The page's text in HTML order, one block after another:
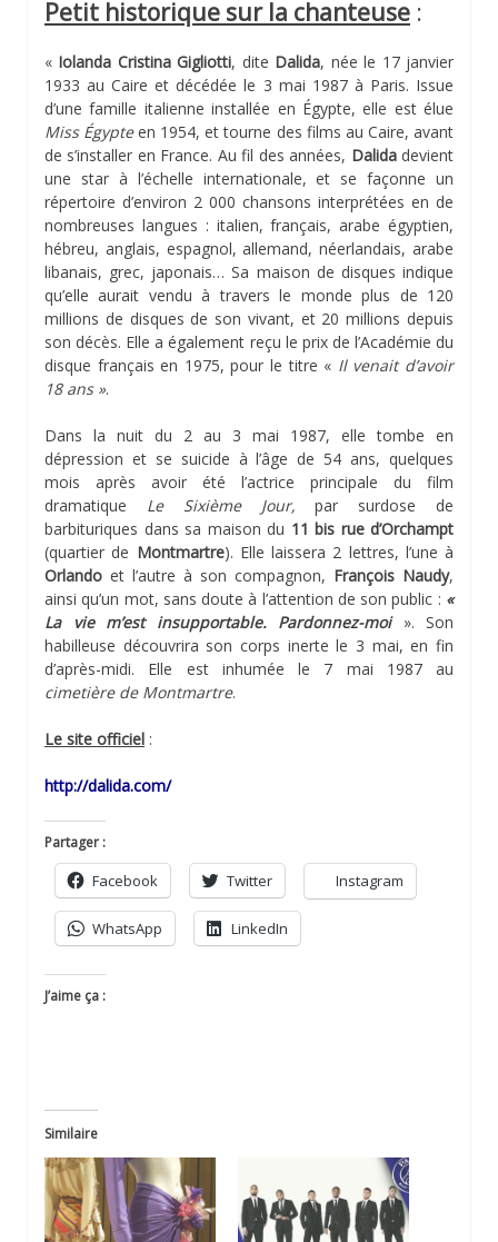
Petit historique sur la chanteuse :
« Iolanda Cristina Gigliotti, dite Dalida, née le 17 janvier
1933 au Caire et décédée le 3 mai 1987 à Paris. Issue
d’une famille italienne installée en Égypte, elle est élue
Miss Égypteen 1954, et tourne des films au Caire, avant
de s’installer en France. Au fil des années, Dalidadevient
une star à l’échelle internationale, et se façonne un
répertoire d’environ 2 000 chansons interprétées en de
nombreuses langues : italien, français, arabe égyptien,
hébreu, anglais, espagnol, allemand, néerlandais, arabe
libanais, grec, japonais… Sa maison de disques indique
qu’elle aurait vendu à travers le monde plus de 120
millions de disques de son vivant, et 20 millions depuis
son décès. Elle a également reçu le prix de l’Académie du
disque français en 1975, pour le titre « Il venait d’avoir
18 ans ».
Dans la nuit du 2 au 3 mai 1987, elle tombe en
dépression et se suicide à l’âge de 54 ans, quelques
mois après avoir été l’actrice principale du film
dramatique Le Sixième Jour, par surdose de
barbituriques dans sa maison du 11 bis rue d’Orchampt
(quartier de Montmartre). Elle laissera 2 lettres, l’une à
Orlando et l’autre à son compagnon, François Naudy,
ainsi qu’un mot, sans doute à l’attention de son public : «
La vie m’est insupportable. Pardonnez-moi». Son
habilleuse découvrira son corps inerte le 3 mai, en fin
d’après-midi. Elle est inhumée le 7 mai 1987 au
cimetière de Montmartre.
Le site officiel :
http://dalida.com/
Partager :
Facebook Twitter Instagram
WhatsApp LinkedIn
J’aime ça :
Similaire